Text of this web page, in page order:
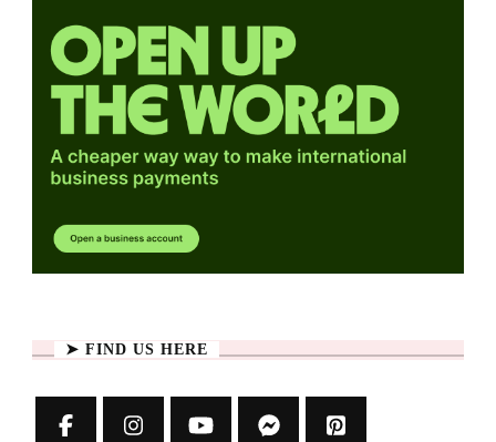
➤ FIND US HERE